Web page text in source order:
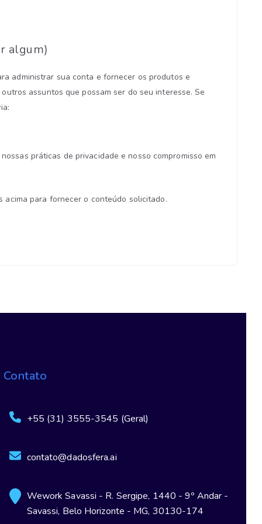
algum)
administrar sua conta e fornecer os produtos e
assuntos que possam ser do seu interesse. Se
práticas de privacidade e nosso compromisso em
acima para fornecer o conteúdo solicitado.
Contato
+55 (31) 3555-3545 (Geral)
contato@dadosfera.ai
Wework Savassi - R. Sergipe, 1440 - 9º Andar -
Savassi, Belo Horizonte - MG, 30130-174